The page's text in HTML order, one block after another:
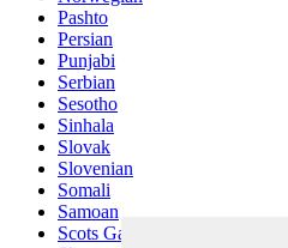
Pashto
Persian
Punjabi
Serbian
Sesotho
Sinhala
Slovak
Slovenian
Somali
Samoan
Scots Gaelic